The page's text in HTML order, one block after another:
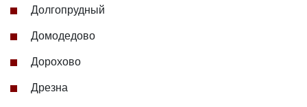
Долгопрудный
Домодедово
Дорохово
Дрезна